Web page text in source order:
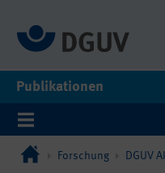
Publikationen
Forschung DGUV